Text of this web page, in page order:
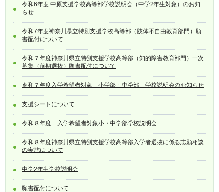
令和6年度 中原支援学校高等部学校説明会（中学2年生対象）のお知
らせ
令和7年度神奈川県立特別支援学校高等部（肢体不自由教育部門）願
書配付について
令和７年度神奈川県立特別支援学校高等部（知的障害教育部門）一次
募集（前期選抜）願書配付について
令和７年度入学希望者対象 小学部・中学部 学校説明会のお知らせ
支援シートについて
令和８年度 入学希望者対象小・中学部学校説明会
令和８年度神奈川県立特別支援学校高等部入学者選抜に係る志願相談
の実施について
中学2年生学校説明会
願書配付について